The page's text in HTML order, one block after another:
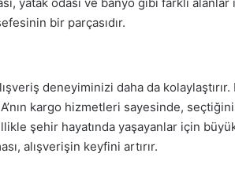
bir parçasıdır.
deneyiminizi daha da kolaylaştırır.
kargo hizmetleri sayesinde,
şehir hayatında yaşayanlar için
alışverişin keyfini artırır.